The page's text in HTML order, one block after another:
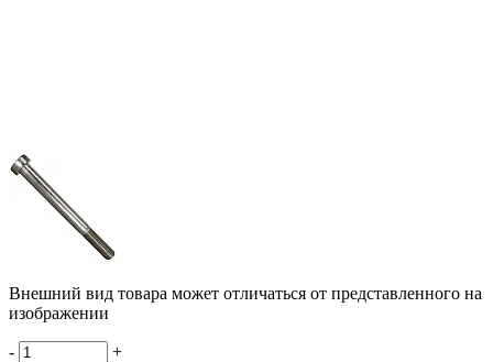
Внешний вид товара может отличаться от представленного на
изображении
- +